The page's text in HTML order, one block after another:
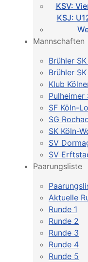
KSV:
KSJ:
Mannschaften
Brühler
Brühler
Klub
Pulheimer
SF Köln-
SG
SK Köln-
SV
SV
Paarungsliste
Aktuelle
Runde 1
Runde 2
Runde 3
Runde 4
Runde 5